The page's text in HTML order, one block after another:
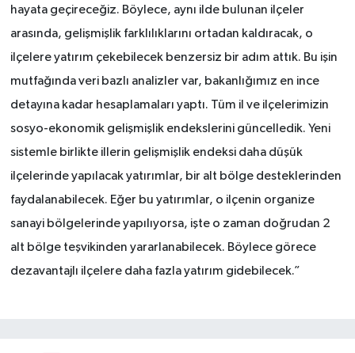
hayata geçireceğiz. Böylece, aynı ilde bulunan ilçeler
arasında, gelişmişlik farklılıklarını ortadan kaldıracak, o
ilçelere yatırım çekebilecek benzersiz bir adım attık. Bu işin
mutfağında veri bazlı analizler var, bakanlığımız en ince
detayına kadar hesaplamaları yaptı. Tüm il ve ilçelerimizin
sosyo-ekonomik gelişmişlik endekslerini güncelledik. Yeni
sistemle birlikte illerin gelişmişlik endeksi daha düşük
ilçelerinde yapılacak yatırımlar, bir alt bölge desteklerinden
faydalanabilecek. Eğer bu yatırımlar, o ilçenin organize
sanayi bölgelerinde yapılıyorsa, işte o zaman doğrudan 2
alt bölge teşvikinden yararlanabilecek. Böylece görece
dezavantajlı ilçelere daha fazla yatırım gidebilecek.”